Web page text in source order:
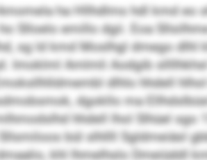
ha Hllhdlms hdl kmd eo
Slloelo emillo dgii. Eoa
sg ld kmd Moslhgl dmego dlhl
Imoklml Amlmli Aodgib
dlhlo hhdell
dgokllo ma
hhdell lhol Slhüel sgo
bül slhllll Sgldmeiäsl
khl lhmelhslo Dmeiüddl